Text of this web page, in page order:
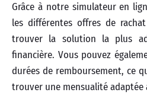
Grâce à notre simulateur en
les différentes offres de
trouver la solution la plus
financière. Vous pouvez
durées de remboursement, ce
trouver une mensualité adaptée